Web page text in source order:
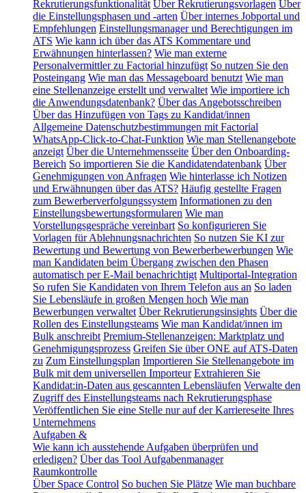
Rekrutierungsfunktionalität Über Rekrutierungsvorlagen Über
die Einstellungsphasen und -arten Über internes Jobportal und
Empfehlungen Einstellungsmanager und Berechtigungen im
ATS Wie kann ich über das ATS Kommentare und
Erwähnungen hinterlassen? Wie man externe
Personalvermittler zu Factorial hinzufügt So nutzen Sie den
Posteingang Wie man das Messageboard benutzt Wie man
eine Stellenanzeige erstellt und verwaltet Wie importiere ich
die Anwendungsdatenbank? Über das Angebotsschreiben
Über das Hinzufügen von Tags zu Kandidat/innen
Allgemeine Datenschutzbestimmungen mit Factorial
WhatsApp-Click-to-Chat-Funktion Wie man Stellenangebote
anzeigt Über die Unternehmensseite Über den Onboarding-
Bereich So importieren Sie die Kandidatendatenbank Über
Genehmigungen von Anfragen Wie hinterlasse ich Notizen
und Erwähnungen über das ATS? Häufig gestellte Fragen
zum Bewerberverfolgungssystem Informationen zu den
Einstellungsbewertungsformularen Wie man
Vorstellungsgespräche vereinbart So konfigurieren Sie
Vorlagen für Ablehnungsnachrichten So nutzen Sie KI zur
Bewertung und Bewertung von Bewerberbewerbungen Wie
man Kandidaten beim Übergang zwischen den Phasen
automatisch per E-Mail benachrichtigt Multiportal-Integration
So rufen Sie Kandidaten von Ihrem Telefon aus an So laden
Sie Lebensläufe in großen Mengen hoch Wie man
Bewerbungen verwaltet Über Rekrutierungsinsights Über die
Rollen des Einstellungsteams Wie man Kandidat/innen im
Bulk anschreibt Premium-Stellenanzeigen: Marktplatz und
Genehmigungsprozess Greifen Sie über ONE auf ATS-Daten
zu Zum Einstellungsplan Importieren Sie Stellenangebote im
Bulk mit dem universellen Importeur Extrahieren Sie
Kandidat:in-Daten aus gescannten Lebensläufen Verwalte den
Zugriff des Einstellungsteams nach Rekrutierungsphase
Veröffentlichen Sie eine Stelle nur auf der Karriereseite Ihres
Unternehmens
Aufgaben &
Wie kann ich ausstehende Aufgaben überprüfen und
erledigen? Über das Tool Aufgabenmanager
Raumkontrolle
Über Space Control So buchen Sie Plätze Wie man buchbare